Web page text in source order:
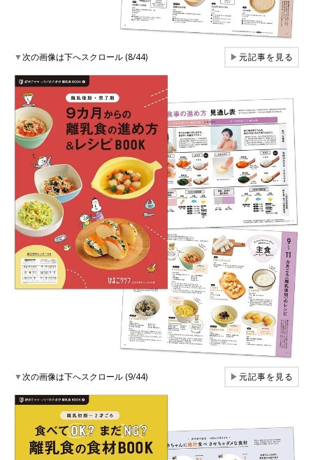
▼次の画像は下へスクロール (8/44) ▶元記事を見る
▼次の画像は下へスクロール (9/44) ▶元記事を見る